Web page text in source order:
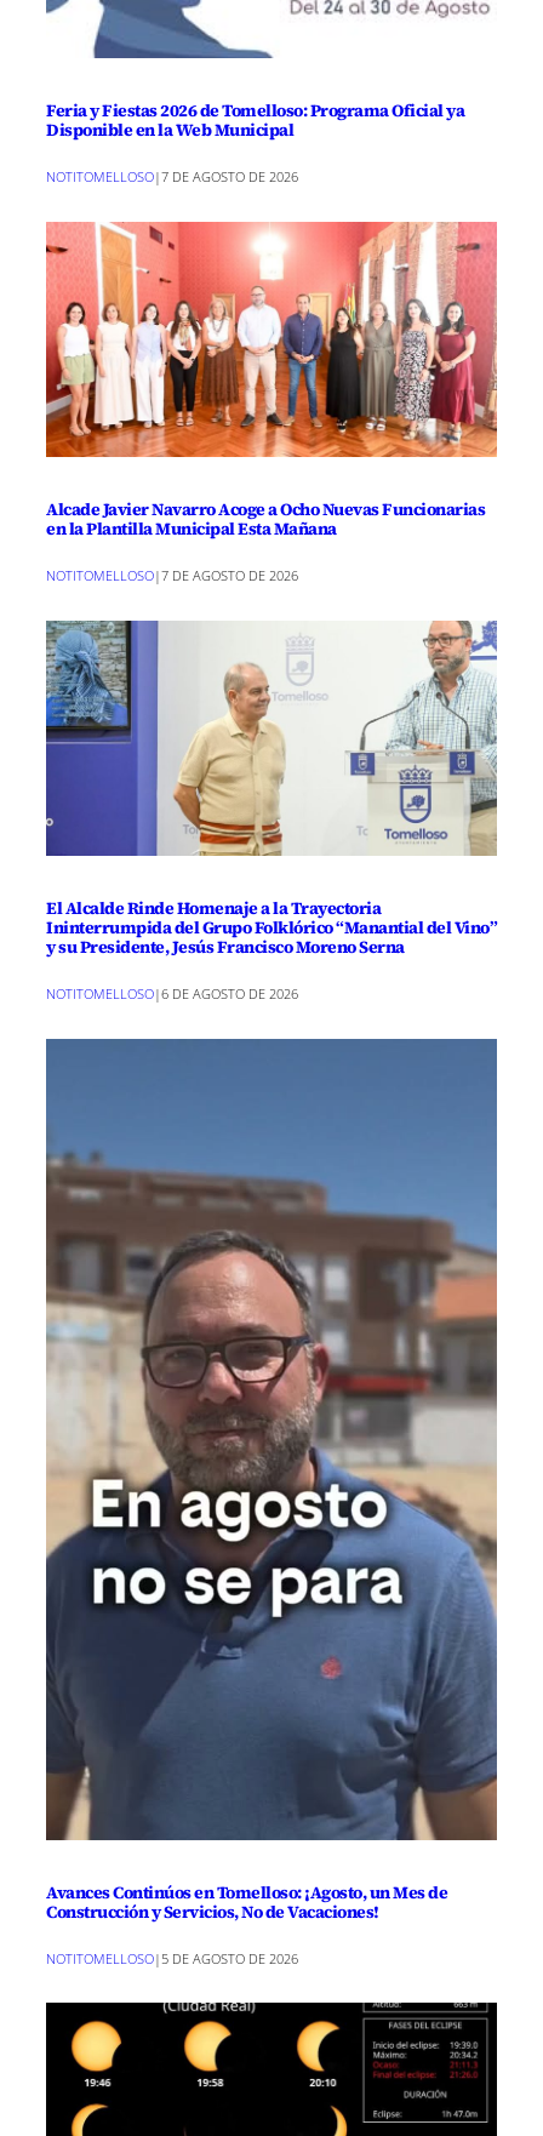
Feria y Fiestas 2026 de Tomelloso: Programa Oficial ya
Disponible en la Web Municipal
NOTITOMELLOSO|7 DE AGOSTO DE 2026
Alcade Javier Navarro Acoge a Ocho Nuevas Funcionarias
en la Plantilla Municipal Esta Mañana
NOTITOMELLOSO|7 DE AGOSTO DE 2026
El Alcalde Rinde Homenaje a la Trayectoria
Ininterrumpida del Grupo Folklórico “Manantial del Vino”
y su Presidente, Jesús Francisco Moreno Serna
NOTITOMELLOSO|6 DE AGOSTO DE 2026
Avances Continúos en Tomelloso: ¡Agosto, un Mes de
Construcción y Servicios, No de Vacaciones!
NOTITOMELLOSO| 5 DE AGOSTO DE 2026